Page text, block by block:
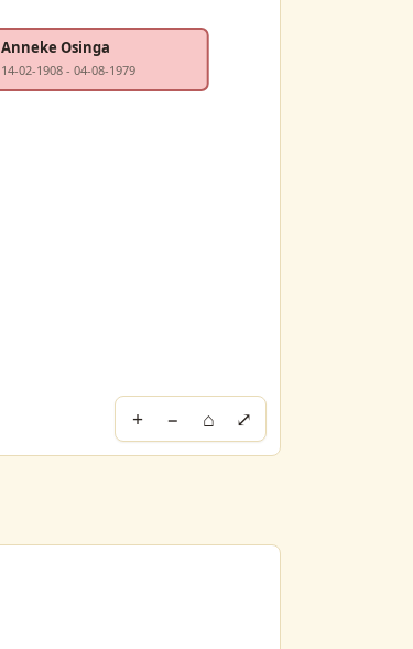
Anneke Osinga
14-02-1908 - 04-08-1979
+ − ⌂ ⤢